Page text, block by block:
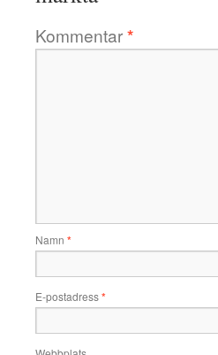
Kommentar*
Namn *
E-postadress*